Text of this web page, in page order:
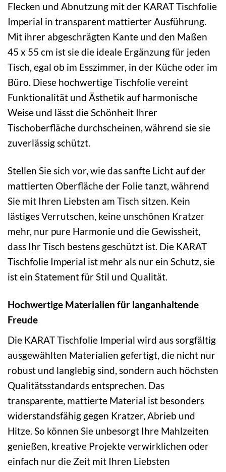
Flecken und Abnutzung mit der KARAT Tischfolie
Imperial in transparent mattierter Ausführung.
Mit ihrer abgeschrägten Kante und den Maßen
45 x 55 cm ist sie die ideale Ergänzung für jeden
Tisch, egal ob im Esszimmer, in der Küche oder im
Büro. Diese hochwertige Tischfolie vereint
Funktionalität und Ästhetik auf harmonische
Weise und lässt die Schönheit Ihrer
Tischoberfläche durchscheinen, während sie sie
zuverlässig schützt.
Stellen Sie sich vor, wie das sanfte Licht auf der
mattierten Oberfläche der Folie tanzt, während
Sie mit Ihren Liebsten am Tisch sitzen. Kein
lästiges Verrutschen, keine unschönen Kratzer
mehr, nur pure Harmonie und die Gewissheit,
dass Ihr Tisch bestens geschützt ist. Die KARAT
Tischfolie Imperial ist mehr als nur ein Schutz, sie
ist ein Statement für Stil und Qualität.
Hochwertige Materialien für langanhaltende
Freude
Die KARAT Tischfolie Imperial wird aus sorgfältig
ausgewählten Materialien gefertigt, die nicht nur
robust und langlebig sind, sondern auch höchsten
Qualitätsstandards entsprechen. Das
transparente, mattierte Material ist besonders
widerstandsfähig gegen Kratzer, Abrieb und
Hitze. So können Sie unbesorgt Ihre Mahlzeiten
genießen, kreative Projekte verwirklichen oder
einfach nur die Zeit mit Ihren Liebsten